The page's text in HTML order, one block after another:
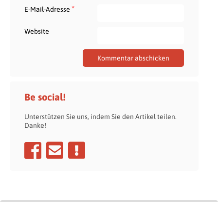
E-Mail-Adresse *
Website
Be social!
Unterstützen Sie uns, indem Sie den Artikel teilen.
Danke!